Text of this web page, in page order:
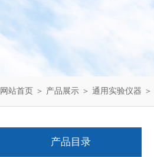
网站首页 ＞ 产品展示 ＞ 通用实验仪器 ＞
产品目录